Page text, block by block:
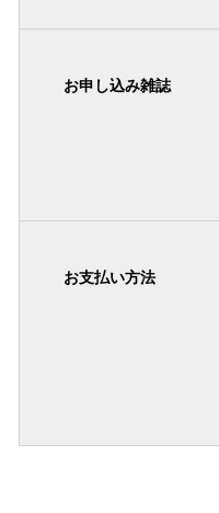
お申し込み雑誌
お支払い方法